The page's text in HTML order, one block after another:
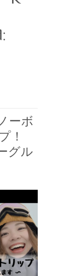
ーボ
！
グル